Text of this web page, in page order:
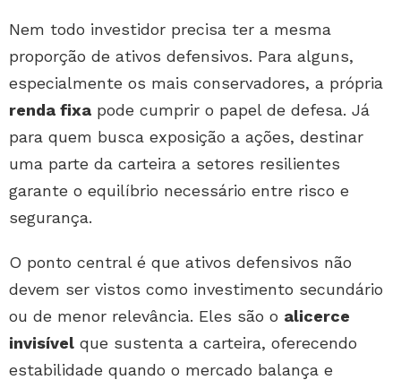
Nem todo investidor precisa ter a mesma
proporção de ativos defensivos. Para alguns,
especialmente os mais conservadores, a própria
renda fixa pode cumprir o papel de defesa. Já
para quem busca exposição a ações, destinar
uma parte da carteira a setores resilientes
garante o equilíbrio necessário entre risco e
segurança.
O ponto central é que ativos defensivos não
devem ser vistos como investimento secundário
ou de menor relevância. Eles são o alicerce
invisível que sustenta a carteira, oferecendo
estabilidade quando o mercado balança e